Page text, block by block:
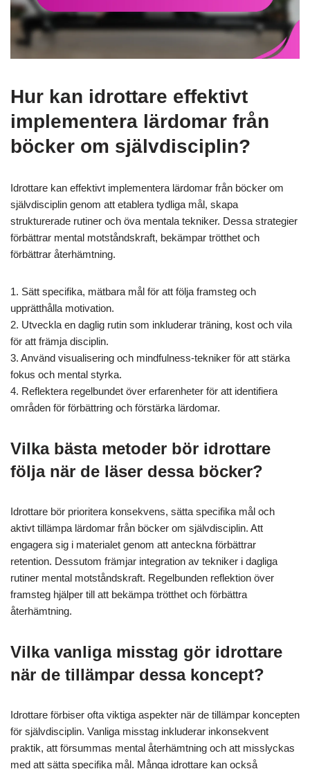
Hur kan idrottare effektivt
implementera lärdomar från
böcker om självdisciplin?
Idrottare kan effektivt implementera lärdomar från böcker om
självdisciplin genom att etablera tydliga mål, skapa
strukturerade rutiner och öva mentala tekniker. Dessa strategier
förbättrar mental motståndskraft, bekämpar trötthet och
förbättrar återhämtning.
1. Sätt specifika, mätbara mål för att följa framsteg och
upprätthålla motivation.
2. Utveckla en daglig rutin som inkluderar träning, kost och vila
för att främja disciplin.
3. Använd visualisering och mindfulness-tekniker för att stärka
fokus och mental styrka.
4. Reflektera regelbundet över erfarenheter för att identifiera
områden för förbättring och förstärka lärdomar.
Vilka bästa metoder bör idrottare
följa när de läser dessa böcker?
Idrottare bör prioritera konsekvens, sätta specifika mål och
aktivt tillämpa lärdomar från böcker om självdisciplin. Att
engagera sig i materialet genom att anteckna förbättrar
retention. Dessutom främjar integration av tekniker i dagliga
rutiner mental motståndskraft. Regelbunden reflektion över
framsteg hjälper till att bekämpa trötthet och förbättra
återhämtning.
Vilka vanliga misstag gör idrottare
när de tillämpar dessa koncept?
Idrottare förbiser ofta viktiga aspekter när de tillämpar koncepten
för självdisciplin. Vanliga misstag inkluderar inkonsekvent
praktik, att försummas mental återhämtning och att misslyckas
med att sätta specifika mål. Många idrottare kan också